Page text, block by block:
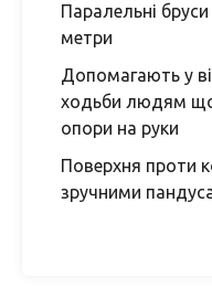
Паралельні
метри
Допомагають у
ходьби людям що
опори на руки
Поверхня проти
зручними